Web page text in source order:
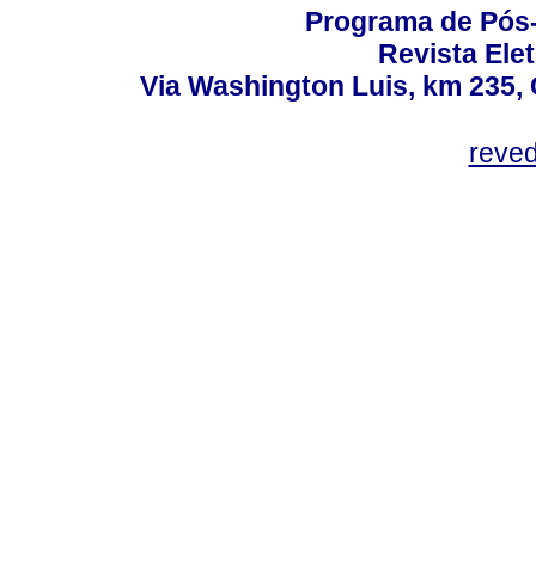
Programa de
Revista
Via Washington Luis, km 235,